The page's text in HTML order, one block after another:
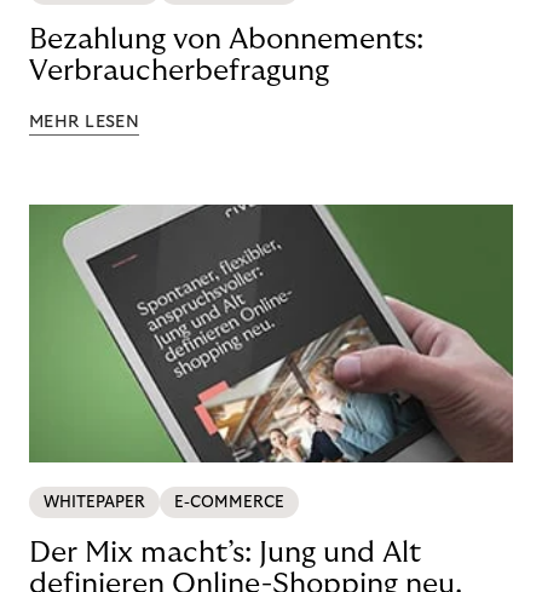
Bezahlung von Abonnements:
Verbraucherbefragung
MEHR LESEN
WHITEPAPER E-COMMERCE
Der Mix macht’s: Jung und Alt
definieren Online-Shopping neu.